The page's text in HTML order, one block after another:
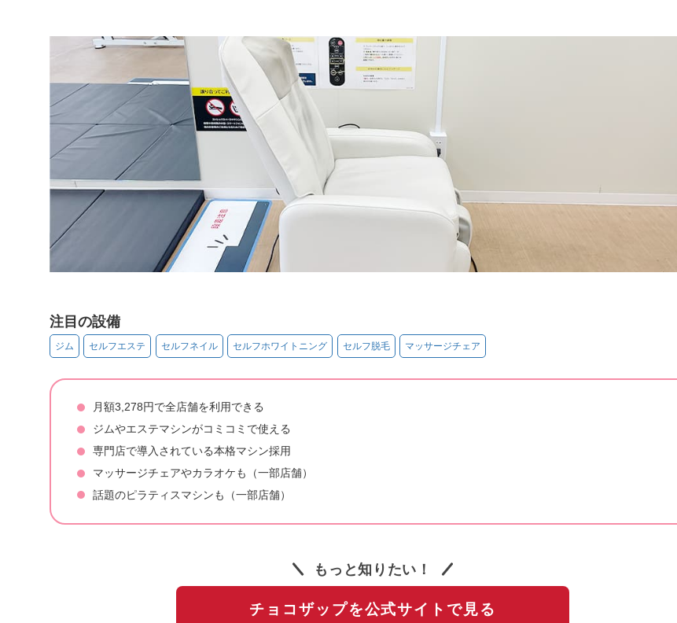
注目の設備
ジム セルフエステ セルフネイル セルフホワイトニング セルフ脱毛 マッサージチェア
月額3,278円で全店舗を利用できる
ジムやエステマシンがコミコミで使える
専門店で導入されている本格マシン採用
マッサージチェアやカラオケも（一部店舗）
話題のピラティスマシンも（一部店舗）
もっと知りたい！
チョコザップを公式サイトで見る